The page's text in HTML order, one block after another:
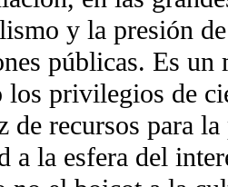
y la presión
públicas. Es
los privilegios de
de recursos para
a la esfera del